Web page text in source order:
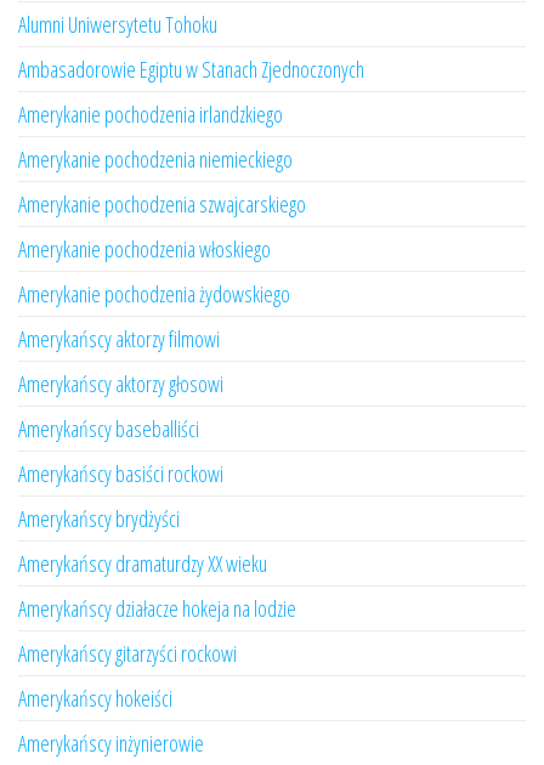
Alumni Uniwersytetu Tohoku
Ambasadorowie Egiptu w Stanach Zjednoczonych
Amerykanie pochodzenia irlandzkiego
Amerykanie pochodzenia niemieckiego
Amerykanie pochodzenia szwajcarskiego
Amerykanie pochodzenia włoskiego
Amerykanie pochodzenia żydowskiego
Amerykańscy aktorzy filmowi
Amerykańscy aktorzy głosowi
Amerykańscy baseballiści
Amerykańscy basiści rockowi
Amerykańscy brydżyści
Amerykańscy dramaturdzy XX wieku
Amerykańscy działacze hokeja na lodzie
Amerykańscy gitarzyści rockowi
Amerykańscy hokeiści
Amerykańscy inżynierowie